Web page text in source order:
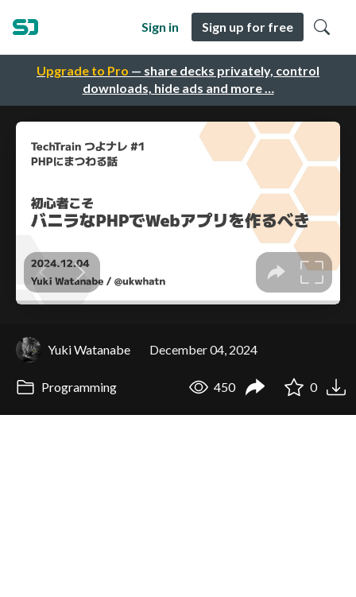
Upgrade to Pro — share decks privately, control
downloads, hide ads and more …
Sign in Sign up for free
Yuki Watanabe December 04, 2024
Programming 450 0